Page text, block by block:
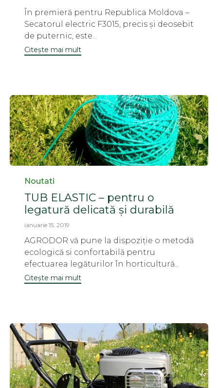
În premieră pentru Republica Moldova –
Secatorul electric F3015, precis și deosebit
de puternic, este...
Citește mai mult
Category
Noutati
TUB ELASTIC – pentru o
legatură delicată și durabilă
ianuarie 15, 2019
AGRODOR vă pune la dispoziție o metodă
ecologică si confortabilă pentru
efectuarea legăturilor în horticultură...
Citește mai mult